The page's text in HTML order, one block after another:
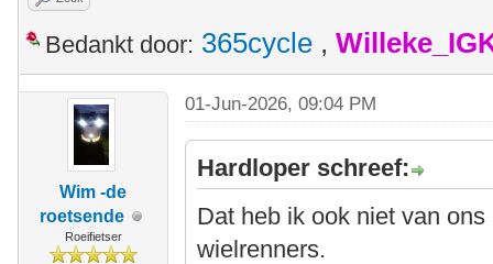
Bedankt door: 365cycle ,
Wim -de
roetsende
Roeifietser
01-Jun-2026, 09:04 PM
Hardloper schreef:
Dat heb ik ook niet van
wielrenners.